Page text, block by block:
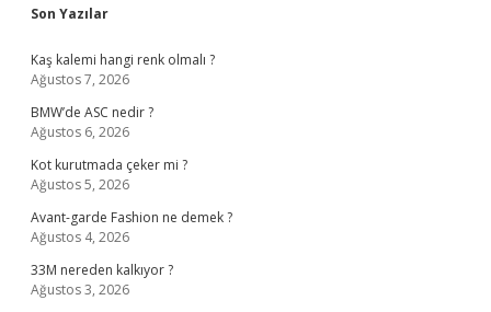
Sidebar
Son Yazılar
Kaş kalemi hangi renk olmalı ?
Ağustos 7, 2026
BMW’de ASC nedir ?
Ağustos 6, 2026
Kot kurutmada çeker mi ?
Ağustos 5, 2026
Avant-garde Fashion ne demek ?
Ağustos 4, 2026
33M nereden kalkıyor ?
Ağustos 3, 2026